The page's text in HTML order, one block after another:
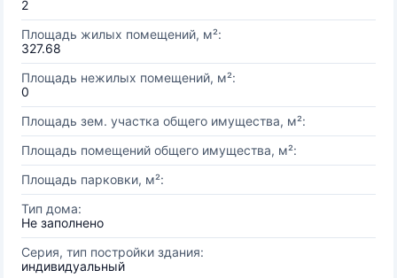
2
Площадь жилых помещений, м²:
327.68
Площадь нежилых помещений, м²:
0
Площадь зем. участка общего имущества, м²:
Площадь помещений общего имущества, м²:
Площадь парковки, м²:
Тип дома:
Не заполнено
Серия, тип постройки здания:
индивидуальный